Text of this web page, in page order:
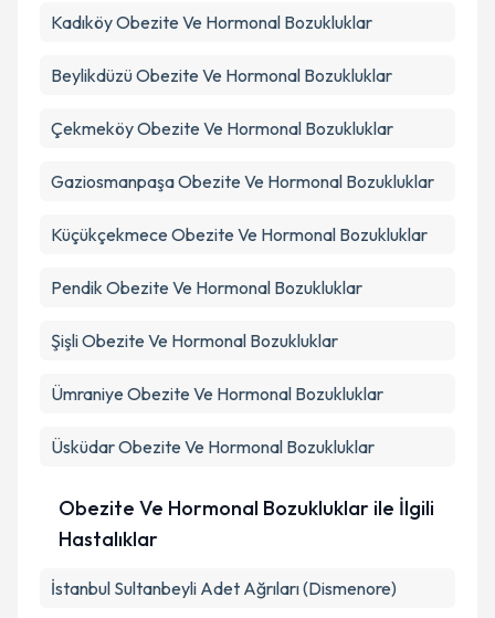
KadıköyObezite Ve Hormonal Bozukluklar
BeylikdüzüObezite Ve Hormonal Bozukluklar
ÇekmeköyObezite Ve Hormonal Bozukluklar
GaziosmanpaşaObezite Ve Hormonal Bozukluklar
Küçükçekmece Obezite Ve Hormonal Bozukluklar
Pendik Obezite Ve Hormonal Bozukluklar
ŞişliObezite Ve Hormonal Bozukluklar
Ümraniye Obezite Ve Hormonal Bozukluklar
ÜsküdarObezite Ve Hormonal Bozukluklar
Obezite Ve Hormonal Bozukluklar ile İlgili
Hastalıklar
İstanbul Sultanbeyli Adet Ağrıları (Dismenore)